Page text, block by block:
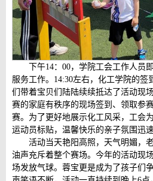
下午14：00，学院工会工作人员
服务工作。14:30左右，化工学院的签
们带着宝贝们陆陆续续抵达了活动现
赛的家庭有秩序的现场签到、领取参
赛。为了更好地展示化工风采，工会
运动员标贴，温馨快乐的亲子氛围迅速
活动当天艳阳高照，天气明媚，
油声充斥着整个赛场。今年的活动现
场发放气球。蓉宝更是成为了孩子们